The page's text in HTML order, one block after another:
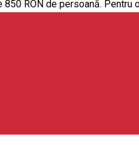
RON de persoană.
grupuri. • Până în 7